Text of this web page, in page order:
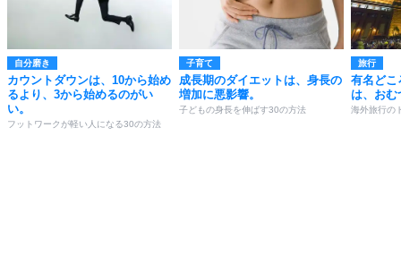
自分磨き
カウントダウンは、10から始め
るより、3から始めるのがい
い。
フットワークが軽い人になる30の方法
子育て
成長期のダイエットは、身長の
増加に悪影響。
子どもの身長を伸ばす30の方法
旅行
有名どこ
は、おむ
海外旅行の